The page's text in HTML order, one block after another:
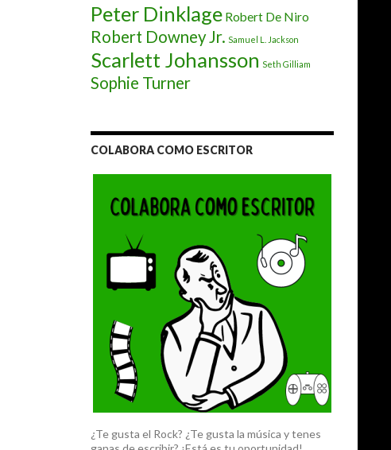
Peter Dinklage Robert De Niro
Robert Downey Jr. Samuel L. Jackson
Scarlett Johansson Seth Gilliam
Sophie Turner
COLABORA COMO ESCRITOR
¿Te gusta el Rock? ¿Te gusta la música y tenes